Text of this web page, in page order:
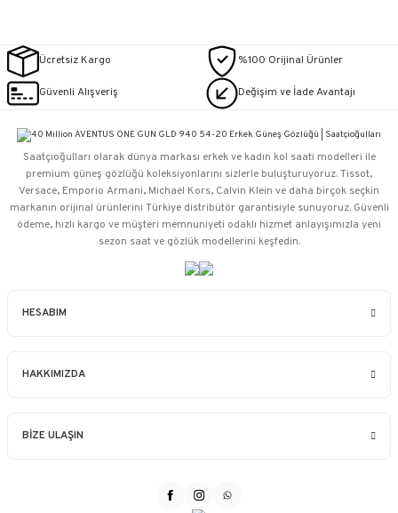
Ücretsiz Kargo %100 Orijinal Ürünler
Güvenli Alışveriş Değişim ve İade Avantajı
HESABIM
HAKKIMIZDA
BİZE ULAŞIN
Saatçioğulları⁠ olarak dünya markası erkek ve kadın kol saati modelleri ile
premium güneş gözlüğü koleksiyonlarını sizlerle buluşturuyoruz. Tissot,
Versace, Emporio Armani, Michael Kors, Calvin Klein ve daha birçok seçkin
markanın orijinal ürünlerini Türkiye distribütör garantisiyle sunuyoruz. Güvenli
ödeme, hızlı kargo ve müşteri memnuniyeti odaklı hizmet anlayışımızla yeni
sezon saat ve gözlük modellerini keşfedin.